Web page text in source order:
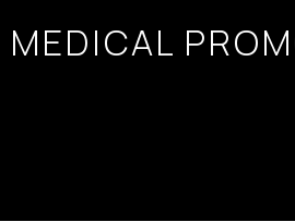
MEDICAL